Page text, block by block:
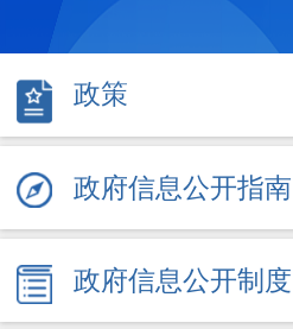
政策
政府信息公开指南
政府信息公开制度